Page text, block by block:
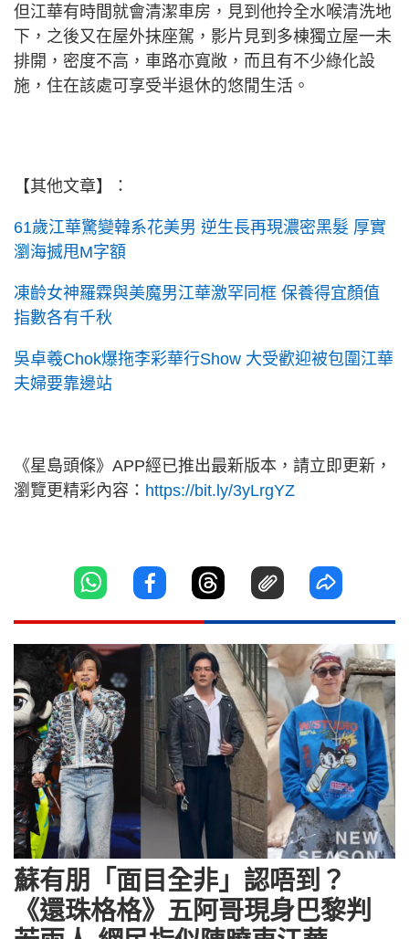
但江華有時間就會清潔車房，見到他拎全水喉清洗地
下，之後又在屋外抹座駕，影片見到多棟獨立屋一未
排開，密度不高，車路亦寬敞，而且有不少綠化設
施，住在該處可享受半退休的悠閒生活。
【其他文章】：
61歲江華驚變韓系花美男 逆生長再現濃密黑髮 厚實
瀏海搣甩M字額
凍齡女神羅霖與美魔男江華激罕同框 保養得宜顏值
指數各有千秋
吳卓羲Chok爆拖李彩華行Show 大受歡迎被包圍江華
夫婦要靠邊站
《星島頭條》APP經已推出最新版本，請立即更新，
瀏覽更精彩內容： https://bit.ly/3yLrgYZ
蘇有朋「面目全非」認唔到？
《還珠格格》五阿哥現身巴黎判